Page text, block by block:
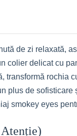
de zi relaxată,
colier delicat cu
rochia
plus de
smokey eyes